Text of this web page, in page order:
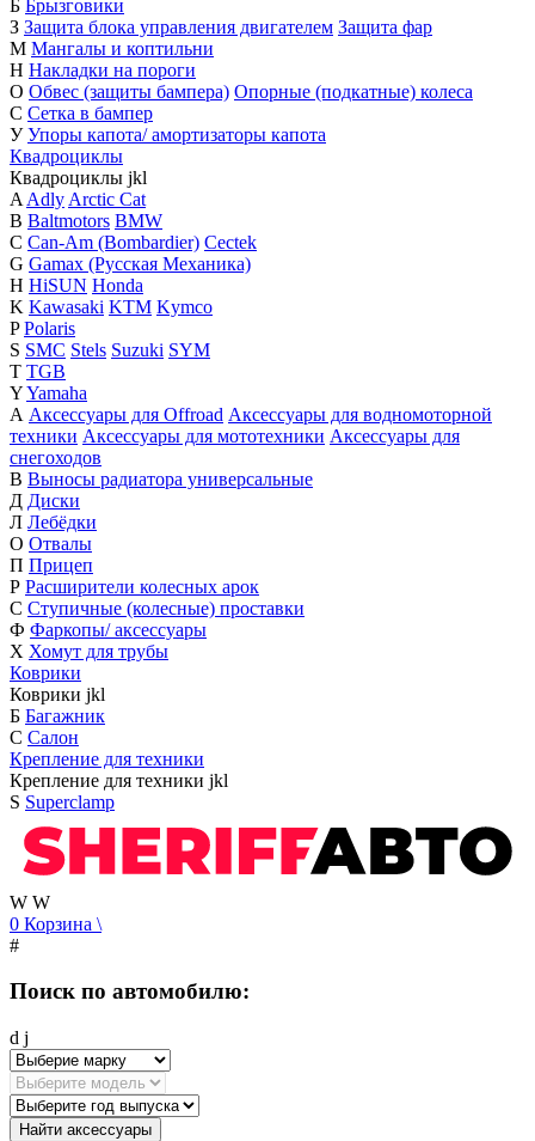
Б Брызговики
З Защита блока управления двигателем Защита фар
М Мангалы и коптильни
Н Накладки на пороги
О Обвес (защиты бампера) Опорные (подкатные) колеса
С Сетка в бампер
У Упоры капота/ амортизаторы капота
Квадроциклы
Квадроциклы jkl
A Adly Arctic Cat
B Baltmotors BMW
C Can-Am (Bombardier) Cectek
G Gamax (Русская Механика)
H HiSUN Honda
K Kawasaki KTM Kymco
P Polaris
S SMC Stels Suzuki SYM
T TGB
YYamaha
А Аксессуары для Offroad Аксессуары для водномоторной
техники Аксессуары для мототехники Аксессуары для
снегоходов
В Выносы радиатора универсальные
Д Диски
Л Лебёдки
О Отвалы
П Прицеп
Р Расширители колесных арок
С Ступичные (колесные) проставки
Ф Фаркопы/ аксессуары
Х Хомут для трубы
Коврики
Коврики jkl
Б Багажник
С Салон
Крепление для техники
Крепление для техники jkl
S Superclamp
W W
0 Корзина \
#
Поиск по автомобилю:
d j
Найти аксессуары